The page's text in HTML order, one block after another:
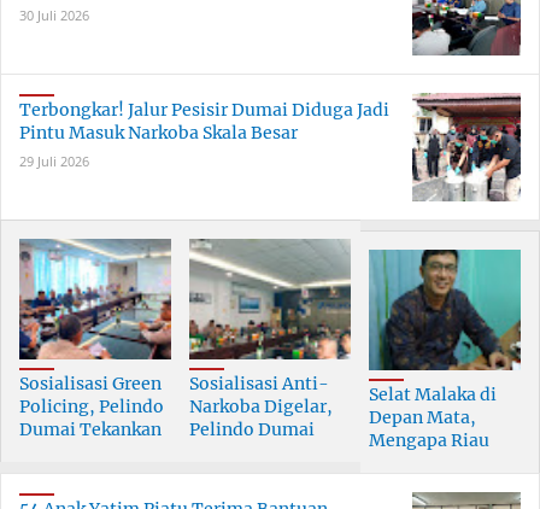
30 Juli 2026
Terbongkar! Jalur Pesisir Dumai Diduga Jadi
Pintu Masuk Narkoba Skala Besar
29 Juli 2026
Sosialisasi Green
Policing, Pelindo
Dumai Tekankan
Bersama
Sosialisasi Anti-
Narkoba Digelar,
Pelindo Dumai
Berkualitas
Selat Malaka di
Depan Mata,
Mengapa Riau